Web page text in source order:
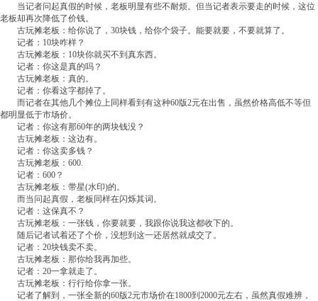
当记者问起真假的时候，老板明显有些不耐烦。但当记者表示要走的时候，这位
老板却再次降低了价钱。
古玩摊老板：给你说了，30块钱，给你个袋子。能要就要，不要就算了。
记者：10块咋样？
古玩摊老板：10块你就买不到真东西。
记者：你这是真的吗？
古玩摊老板：真的。
记者：你看这字都掉了。
而记者在其他几个摊位上同样看到有这种60版2元在出售，虽然价格高低不等但
都明显低于市场价。
记者：你这有那60年的两块钱没？
古玩摊老板：这边有。
记者：你这卖多钱？
古玩摊老板：600.
记者：600？
古玩摊老板：带星(水印)的。
而当问起真假，老板同样在闪烁其词。
记者：这保真不？
古玩摊老板：一张钱，你要就要，我跟你说我这都收下的。
随后记者试着还了个价，没想到这一还居然就成交了。
记者：20块钱卖不卖。
古玩摊老板：那你给我再加些。
记者：20一拿就走了。
古玩摊老板：行行给你拿一张。
记者了解到，一张全新的60版2元市场价在1800到2000元左右，虽然真假难辨，